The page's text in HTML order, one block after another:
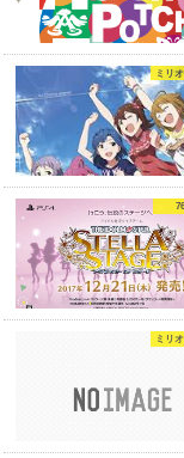
ミリ
ミリ